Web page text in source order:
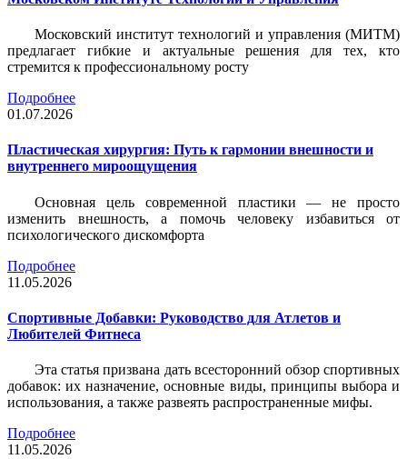
Московский институт технологий и управления (МИТМ)
предлагает гибкие и актуальные решения для тех, кто
стремится к профессиональному росту
Подробнее
01.07.2026
Пластическая хирургия: Путь к гармонии внешности и
внутреннего мироощущения
Основная цель современной пластики — не просто
изменить внешность, а помочь человеку избавиться от
психологического дискомфорта
Подробнее
11.05.2026
Спортивные Добавки: Руководство для Атлетов и
Любителей Фитнеса
Эта статья призвана дать всесторонний обзор спортивных
добавок: их назначение, основные виды, принципы выбора и
использования, а также развеять распространенные мифы.
Подробнее
11.05.2026